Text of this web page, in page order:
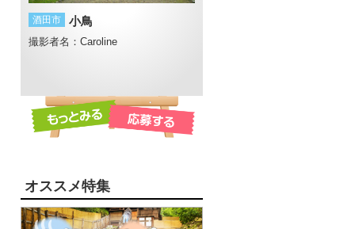
酒田市 小鳥
撮影者名：Caroline
オススメ特集